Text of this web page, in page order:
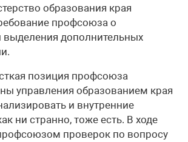
образования края
профсоюза о
выделения дополнительных
позиция профсоюза
управления образованием края
и внутренние
ни странно, тоже есть. В ходе
проверок по вопросу